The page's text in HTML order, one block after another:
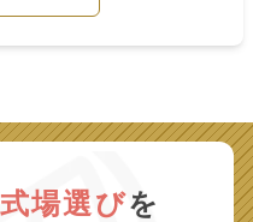
式場選びを